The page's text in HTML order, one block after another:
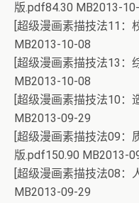
版.pdf84.30 MB2013-
[超级漫画素描技法11：
MB2013-10-08
[超级漫画素描技法13：
MB2013-10-08
[超级漫画素描技法10：
MB2013-09-29
[超级漫画素描技法09：
版.pdf150.90 MB2013-
[超级漫画素描技法08：
MB2013-09-29